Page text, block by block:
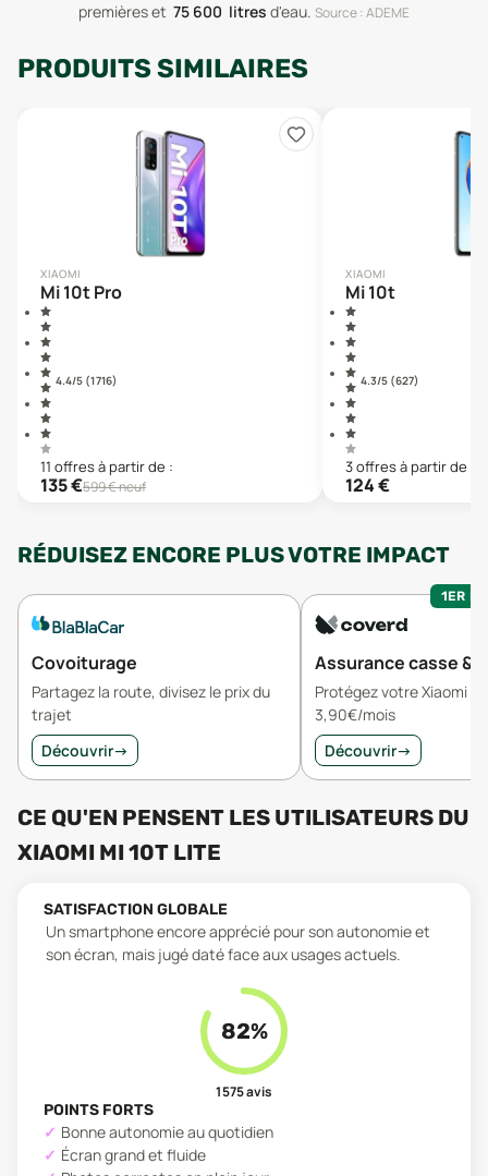
premièreset 75 600 litres d'eau. Source : ADEME
PRODUITS SIMILAIRES
XIAOMI
Mi 10t Pro
4.4/5 (1 716)
11 offresà partir de :
135€599€ neuf
XIAOMI
Mi 10t
4.3/5 (627)
3offresà partir de :
124€
RÉDUISEZ ENCORE PLUS VOTRE IMPACT
Covoiturage
Partagez la route, divisez le prix du
trajet
Découvrir→
1ER
Assurance casse &
Protégez votre Xiaomi
3,90€/mois
Découvrir→
CE QU'EN PENSENT LES UTILISATEURS DU
XIAOMI MI 10T LITE
SATISFACTION GLOBALE
Un smartphone encore apprécié pour son autonomie et
son écran, mais jugé daté face aux usages actuels.
82%
1 575avis
POINTS FORTS
Bonne autonomie au quotidien
Écran grand et fluide